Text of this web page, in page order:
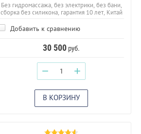
Без гидромассажа, без электрики, без бани,
сборка без силикона, гарантия 10 лет, Китай
Добавить к сравнению
30 500 руб.
− +
В КОРЗИНУ